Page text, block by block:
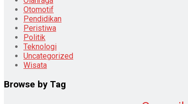
Otomotif
Pendidikan
Peristiwa
Politik
Teknologi
Uncategorized
Wisata
Browse by Tag